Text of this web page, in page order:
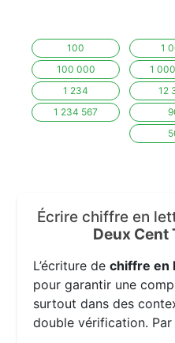
100 1
100 000
1
1 234
12
1 234 567
Écrire chiffre en
Deux Cent
L’écriture dechiffre en
pour garantir une
surtout dans des
double vérification. Par